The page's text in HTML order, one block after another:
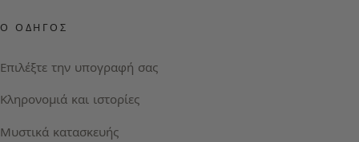
Ο ΟΔΗΓΌΣ
Επιλέξτε την υπογραφή σας
Κληρονομιά και ιστορίες
Μυστικά κατασκευής